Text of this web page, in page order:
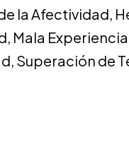
la Afectividad,
, Mala
, Superación de